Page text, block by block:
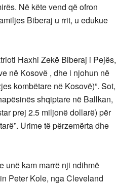
Në këte vend që ofron
Biberaj u rrit, u edukue
Haxhi Zekë Biberaj i Pejës,
në Kosovë , dhe i njohun në
kombëtare në Kosovë)”. Sot,
shqiptare në Ballkan,
prej 2.5 miljonë dollarë) për
Urime të përzemërta dhe
unë kam marrë nji ndihmë
Peter Kole, nga Cleveland